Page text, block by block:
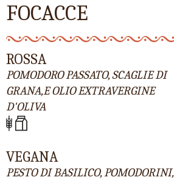
FOCACCE
ROSSA
POMODORO PASSATO, SCAGLIE DI
GRANA,E OLIO EXTRAVERGINE
D'OLIVA
VEGANA
PESTO DI BASILICO, POMODORINI,